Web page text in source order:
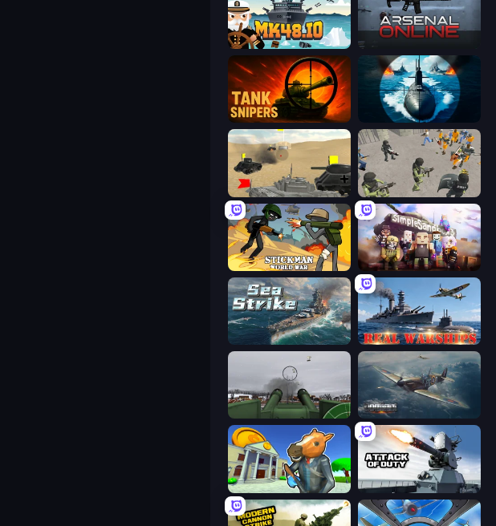
Mk48.io Arsenal Online
Tank Snipers Ships Battlefield 3D
Tanks Battlefield: Desert Battle Simulator: Prison & Police
Stickman World War Simple Sandbox 3
Sea Strike Real Warships
Flakmeister Dogfight
Bank Robbery 3 Attack of Duty